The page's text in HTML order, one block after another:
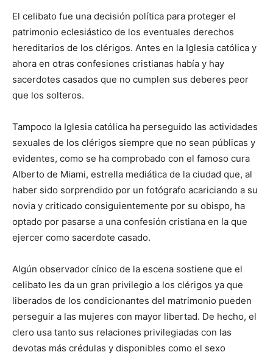
El celibato fue una decisión política para proteger el
patrimonio eclesiástico de los eventuales derechos
hereditarios de los clérigos. Antes en la Iglesia católica y
ahora en otras confesiones cristianas había y hay
sacerdotes casados que no cumplen sus deberes peor
que los solteros.
Tampoco la Iglesia católica ha perseguido las actividades
sexuales de los clérigos siempre que no sean públicas y
evidentes, como se ha comprobado con el famoso cura
Alberto de Miami, estrella mediática de la ciudad que, al
haber sido sorprendido por un fotógrafo acariciando a su
novia y criticado consiguientemente por su obispo, ha
optado por pasarse a una confesión cristiana en la que
ejercer como sacerdote casado.
Algún observador cínico de la escena sostiene que el
celibato les da un gran privilegio a los clérigos ya que
liberados de los condicionantes del matrimonio pueden
perseguir a las mujeres con mayor libertad. De hecho, el
clero usa tanto sus relaciones privilegiadas con las
devotas más crédulas y disponibles como el sexo